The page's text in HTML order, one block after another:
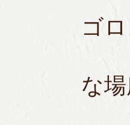
ゴ
な